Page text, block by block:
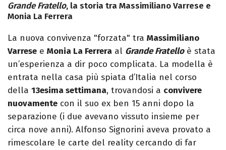
Grande Fratello, la storia tra Massimiliano Varrese e
Monia La Ferrera
La nuova convivenza "forzata" tra Massimiliano
Varrese e Monia La Ferrera al Grande Fratelloè stata
un’esperienza a dir poco complicata. La modella è
entrata nella casa più spiata d’Italia nel corso
della 13esima settimana, trovandosi a convivere
nuovamente con il suo ex ben 15 anni dopo la
separazione (i due avevano vissuto insieme per
circa nove anni). Alfonso Signorini aveva provato a
rimescolare le carte del reality cercando di far